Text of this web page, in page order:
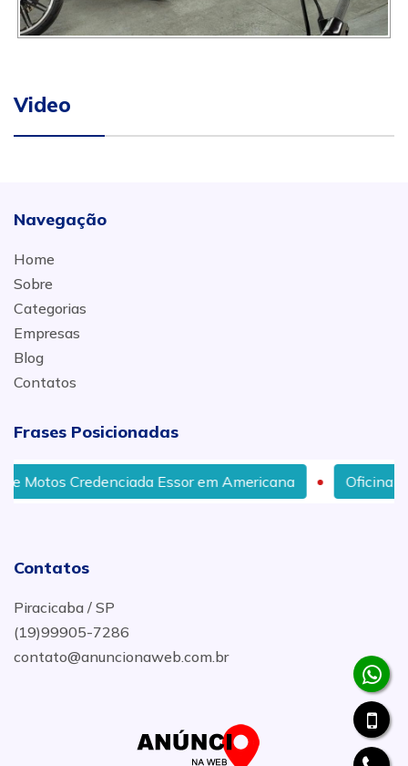
Video
Navegação
Home
Sobre
Categorias
Empresas
Blog
Contatos
Frases Posicionadas
Essor em Americana Oficina de Motos
Contatos
Piracicaba / SP
(19)99905-7286
contato@anuncionaweb.com.br